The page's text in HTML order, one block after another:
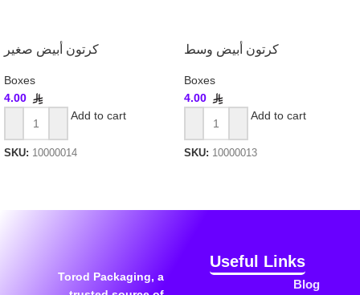
كرتون أبيض صغير
Boxes
4.00
Add to cart
SKU: 10000014
كرتون أبيض وسط
Boxes
4.00
Add to cart
SKU: 10000013
Torod Packaging, a
Useful Links
Blog